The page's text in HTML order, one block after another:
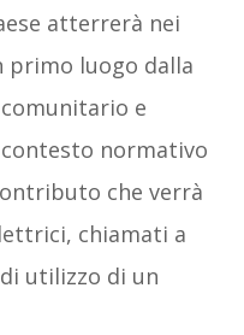
atterrerà nei
primo luogo dalla
e
normativo
che verrà
chiamati a
utilizzo di un